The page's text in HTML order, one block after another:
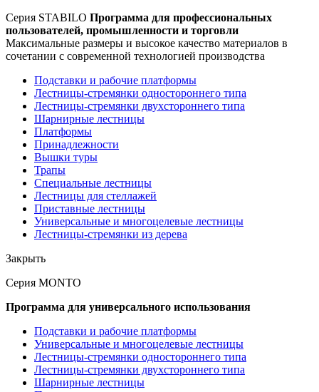
Серия STABILO Программа для профессиональных
пользователей, промышленности и торговли
Максимальные размеры и высокое качество материалов в
сочетании с современной технологией производства
Подставки и рабочие платформы
Лестницы-стремянки одностороннего типа
Лестницы-стремянки двухстороннего типа
Шарнирные лестницы
Платформы
Принадлежности
Вышки туры
Трапы
Специальные лестницы
Лестницы для стеллажей
Приставные лестницы
Универсальные и многоцелевые лестницы
Лестницы-стремянки из дерева
Закрыть
Серия MONTO
Программа для универсального использования
Подставки и рабочие платформы
Универсальные и многоцелевые лестницы
Лестницы-стремянки одностороннего типа
Лестницы-стремянки двухстороннего типа
Шарнирные лестницы